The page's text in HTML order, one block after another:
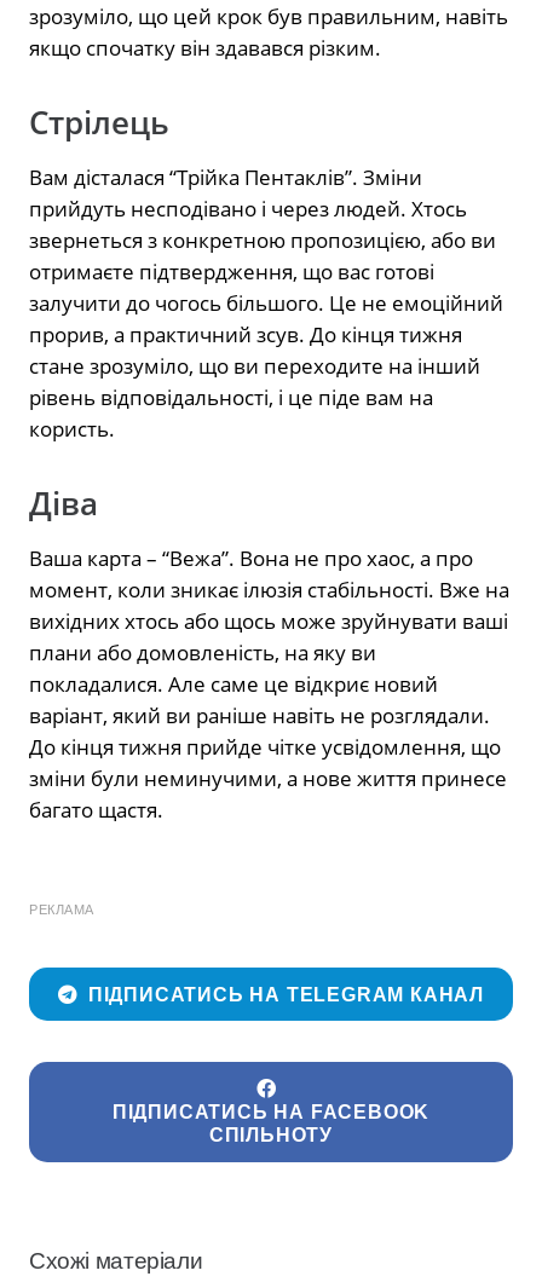
зрозуміло, що цей крок був правильним, навіть
якщо спочатку він здавався різким.
Стрілець
Вам дісталася “Трійка Пентаклів”. Зміни
прийдуть несподівано і через людей. Хтось
звернеться з конкретною пропозицією, або ви
отримаєте підтвердження, що вас готові
залучити до чогось більшого. Це не емоційний
прорив, а практичний зсув. До кінця тижня
стане зрозуміло, що ви переходите на інший
рівень відповідальності, і це піде вам на
користь.
Діва
Ваша карта – “Вежа”. Вона не про хаос, а про
момент, коли зникає ілюзія стабільності. Вже на
вихідних хтось або щось може зруйнувати ваші
плани або домовленість, на яку ви
покладалися. Але саме це відкриє новий
варіант, який ви раніше навіть не розглядали.
До кінця тижня прийде чітке усвідомлення, що
зміни були неминучими, а нове життя принесе
багато щастя.
РЕКЛАМА
ПІДПИСАТИСЬ НА TELEGRAM КАНАЛ
ПІДПИСАТИСЬ НА FACEBOOK
СПІЛЬНОТУ
Схожі матеріали